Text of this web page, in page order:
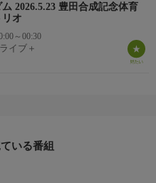
ム 2026.5.23 豊田合成記念体育
オ
～00:30
イブ＋
いる番組